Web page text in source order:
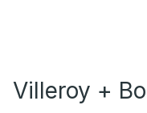
Villeroy +